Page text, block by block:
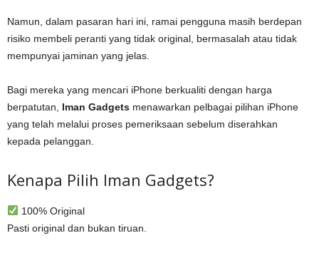
Namun, dalam pasaran hari ini, ramai pengguna masih berdepan
risiko membeli peranti yang tidak original, bermasalah atau tidak
mempunyai jaminan yang jelas.
Bagi mereka yang mencari iPhone berkualiti dengan harga
berpatutan, Iman Gadgets menawarkan pelbagai pilihan iPhone
yang telah melalui proses pemeriksaan sebelum diserahkan
kepada pelanggan.
Kenapa Pilih Iman Gadgets?
100% Original
Pasti original dan bukan tiruan.